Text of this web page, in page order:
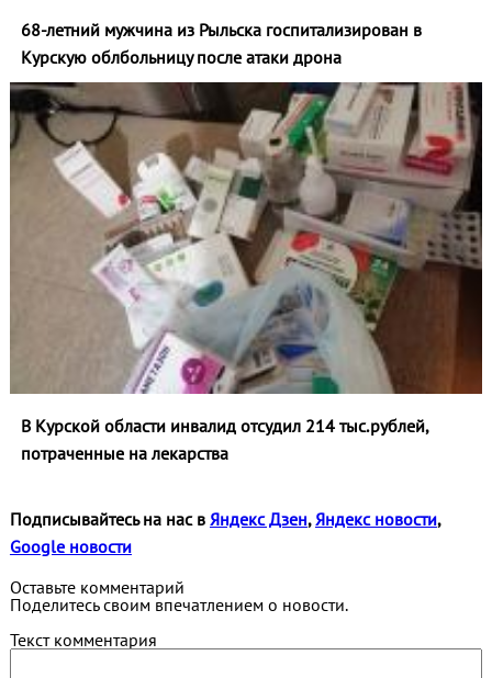
68-летний мужчина из Рыльска госпитализирован в
Курскую облбольницу после атаки дрона
В Курской области инвалид отсудил 214 тыс.рублей,
потраченные на лекарства
Подписывайтесь на нас в Яндекс Дзен,Яндекс новости,
Google новости
Оставьте комментарий
Поделитесь своим впечатлением о новости.
Текст комментария